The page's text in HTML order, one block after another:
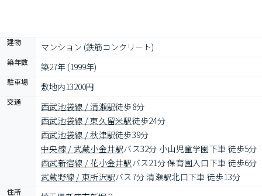
建物 マンション (鉄筋コンクリート)
築年数 築27年 (1999年)
駐車場 敷地内13200円
交通 西武池袋線 / 清瀬駅徒歩8分
西武池袋線 / 東久留米駅徒歩24分
西武池袋線 / 秋津駅徒歩39分
中央線 / 武蔵小金井駅バス32分 小山児童学園下車 徒歩5分
西武新宿線 / 花小金井駅バス21分 保育園入口下車 徒歩6分
武蔵野線 / 東所沢駅バス7分 清瀬駅北口下車 徒歩13分
住所